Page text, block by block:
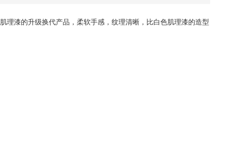
理漆的升级换代产品，柔软手感，纹理清晰，比白色肌理漆的造型